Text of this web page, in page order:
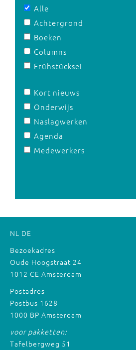
Alle
Achtergrond
Boeken
Columns
Frühstücksei
Kort nieuws
Onderwijs
Naslagwerken
Agenda
Medewerkers
NL DE
Bezoekadres
Oude Hoogstraat 24
1012 CE Amsterdam
Postadres
Postbus 1628
1000 BP Amsterdam
voor pakketten:
Tafelbergweg 51